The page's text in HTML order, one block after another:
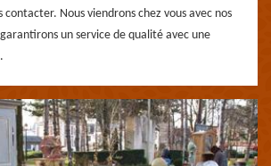
contacter. Nous viendrons chez vous avec nos
un service de qualité avec une